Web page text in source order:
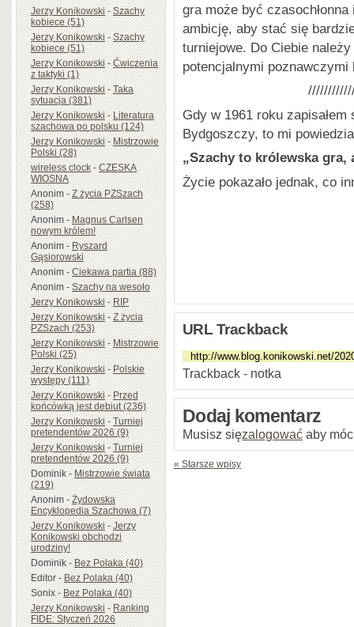
Jerzy Konikowski-Szachy
kobiece (51)
Jerzy Konikowski-Szachy
kobiece (51)
Jerzy Konikowski-Ćwiczenia
z taktyki (1)
Jerzy Konikowski-Taka
sytuacja (381)
Jerzy Konikowski-Literatura
szachowa po polsku (124)
Jerzy Konikowski-Mistrzowie
Polski (28)
wireless clock-CZESKA
WIOSNA
Anonim-Z życia PZSzach
(258)
Anonim-Magnus Carlsen
nowym królem!
Anonim-Ryszard
Gąsiorowski
Anonim-Ciekawa partia (88)
Anonim-Szachy na wesoło
Jerzy Konikowski-RIP
Jerzy Konikowski-Z życia
PZSzach (253)
Jerzy Konikowski-Mistrzowie
Polski (25)
Jerzy Konikowski-Polskie
występy (111)
Jerzy Konikowski-Przed
końcówką jest debiut (236)
Jerzy Konikowski-Turniej
pretendentów 2026 (9)
Jerzy Konikowski-Turniej
pretendentów 2026 (9)
Dominik-Mistrzowie świata
(219)
Anonim-Żydowska
Encyklopedia Szachowa (7)
Jerzy Konikowski-Jerzy
Konikowski obchodzi
urodziny!
Dominik-Bez Polaka (40)
Editor-Bez Polaka (40)
Sonix-Bez Polaka (40)
Jerzy Konikowski-Ranking
FIDE: Styczeń 2026
gra może być
ambicję, aby stać się
turniejowe. Do Ciebie
potencjalnymi
Gdy w 1961 roku
Bydgoszczy, to mi
„Szachy to królewska
Życie pokazało jednak, co
URL Trackback
Trackback - notka
Dodaj komentarz
Musisz sięzalogować aby
« Starsze wpisy